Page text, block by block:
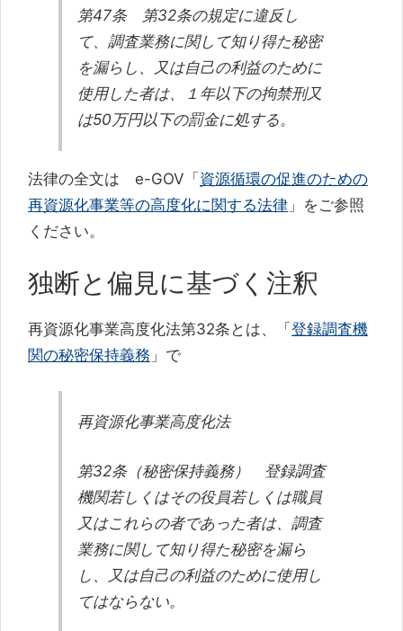
o
o
k
s
第47条 第32条の規定に違反し
て、調査業務に関して知り得た秘密
を漏らし、又は自己の利益のために
使用した者は、１年以下の拘禁刑又
は50万円以下の罰金に処する。
法律の全文は e-GOV「 資源循環の促進のための
再資源化事業等の高度化に関する法律 」をご参照
ください。
独断と偏見に基づく注釈
再資源化事業高度化法第32条とは、「登録調査機
関の秘密保持義務 」で
再資源化事業高度化法
第32条（秘密保持義務） 登録調査
機関若しくはその役員若しくは職員
又はこれらの者であった者は、調査
業務に関して知り得た秘密を漏ら
し、又は自己の利益のために使用し
てはならない。